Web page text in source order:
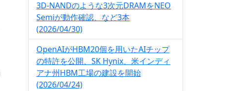
3D-NANDのような3次元DRAMをNEO
Semiが動作確認、など3本
(2026/04/30)
OpenAIがHBM20個を用いたAIチップ
の特許を公開、SK Hynix、米インディ
アナ州HBM工場の建設を開始
(2026/04/24)